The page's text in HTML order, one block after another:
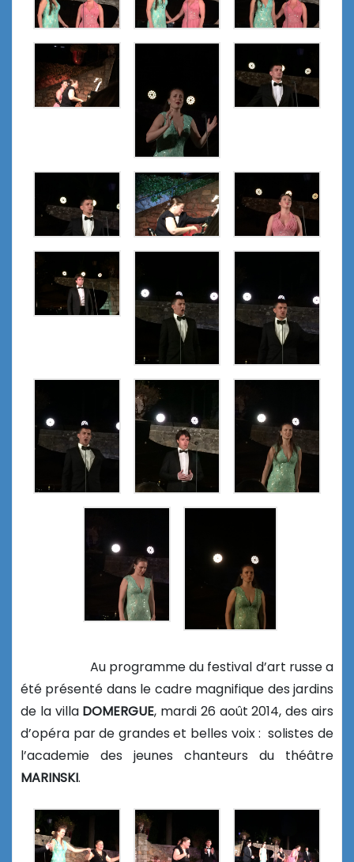
Au programme du festival d’art russe a
été présenté dans le cadre magnifique des jardins
de la villa DOMERGUE, mardi 26 août 2014, des airs
d’opéra par de grandes et belles voix : solistes de
l’academie des jeunes chanteurs du théâtre
MARINSKI.